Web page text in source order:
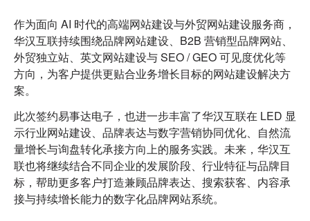
作为面向 AI 时代的高端网站建设与外贸网站建设服务商，
华汉互联持续围绕品牌网站建设、B2B 营销型品牌网站、
外贸独立站、英文网站建设与 SEO / GEO 可见度优化等
方向，为客户提供更贴合业务增长目标的网站建设解决方
案。
此次签约易事达电子，也进一步丰富了华汉互联在 LED 显
示行业网站建设、品牌表达与数字营销协同优化、自然流
量增长与询盘转化承接方向上的服务实践。未来，华汉互
联也将继续结合不同企业的发展阶段、行业特征与品牌目
标，帮助更多客户打造兼顾品牌表达、搜索获客、内容承
接与持续增长能力的数字化品牌网站系统。